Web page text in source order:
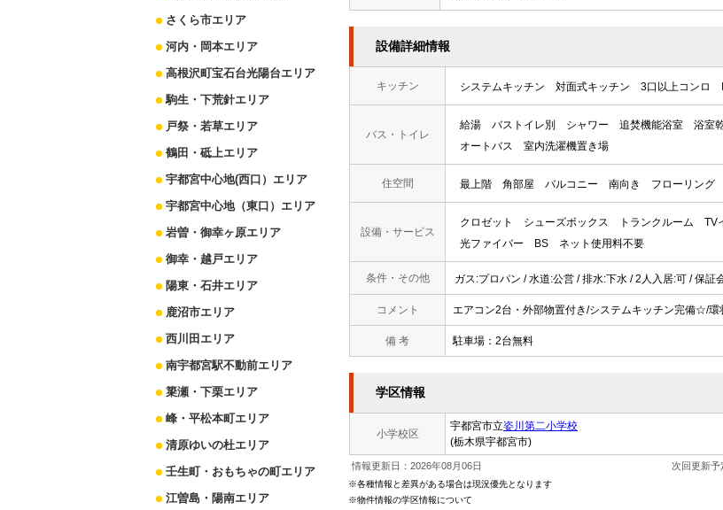
設備詳細情報
キッチン システムキッチン 対面式キッチン 3口以上コンロ
バス・トイレ
給湯 バストイレ別 シャワー 追焚機能浴室 浴室
オートバス
室内洗濯機置き場
住空間 最上階 角部屋 バルコニー 南向き フローリング
設備・サービス
クロゼット シューズボックス トランクルーム TV
光ファイバー
BS ネット使用料不要
条件・その他 ガス:プロパン / 水道:公営 / 排水:下水 / 2人入居:可 / 保証
コメント エアコン2台・外部物置付き/システムキッチン完備☆/
備 考 駐車場：2台無料
学区情報
小学校区
宇都宮市立姿川第二小学校
(栃木県宇都宮市)
情報更新日：2026年08月06日 次回更新予
※各種情報と差異がある場合は現況優先となります
※物件情報の学区情報について
さくら市エリア
河内・岡本エリア
高根沢町宝石台光陽台エリア
駒生・下荒針エリア
戸祭・若草エリア
鶴田・砥上エリア
宇都宮中心地(西口）エリア
宇都宮中心地（東口）エリア
岩曽・御幸ヶ原エリア
御幸・越戸エリア
陽東・石井エリア
鹿沼市エリア
西川田エリア
南宇都宮駅不動前エリア
簗瀬・下栗エリア
峰・平松本町エリア
清原ゆいの杜エリア
壬生町・おもちゃの町エリア
江曽島・陽南エリア